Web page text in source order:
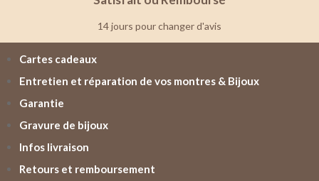
14 jours pour changer d'avis
Cartes cadeaux
Entretien et réparation de vos montres & Bijoux
Garantie
Gravure de bijoux
Infos livraison
Retours et remboursement